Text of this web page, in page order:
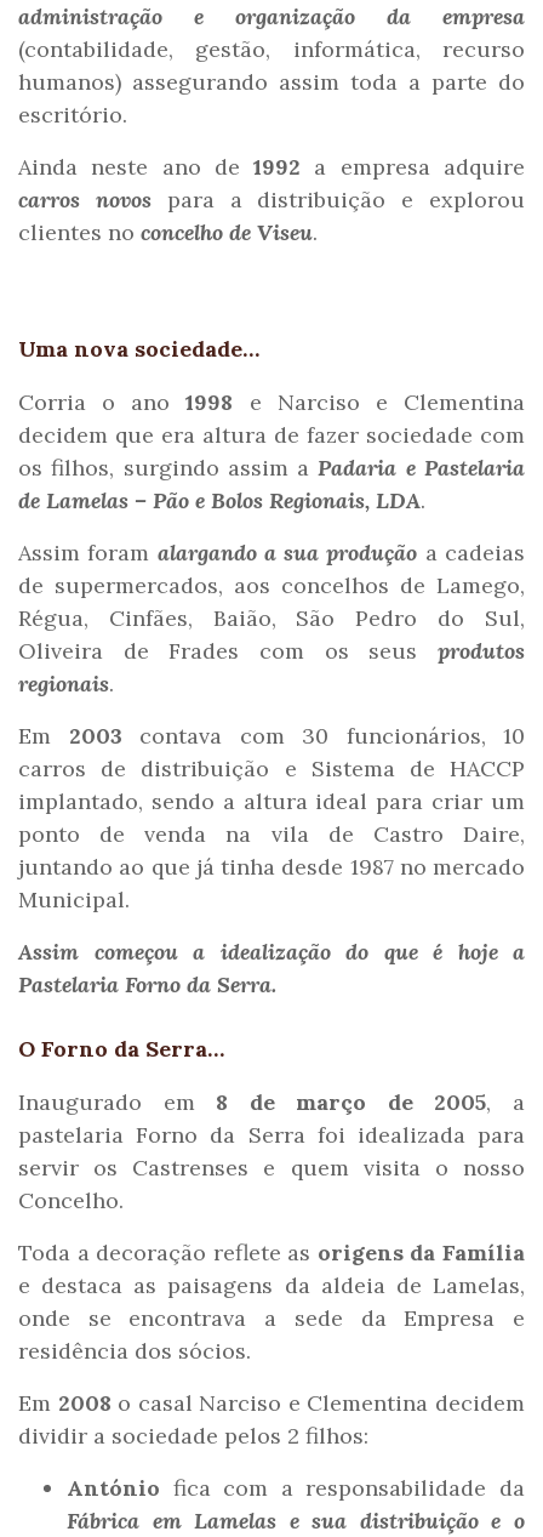
administração e organização da empresa
(contabilidade, gestão, informática, recurso
humanos) assegurando assim toda a parte do
escritório.
Ainda neste ano de1992 a empresa adquire
carros novos
para a distribuição e explorou
clientes no concelho de Viseu.
Uma nova sociedade…
Corria o ano1998 e Narciso e Clementina
decidem que era altura de fazer sociedade com
os filhos, surgindo assim aPadaria e Pastelaria
de Lamelas – Pão e Bolos Regionais, LDA.
Assim foram alargando a sua produção a cadeias
de supermercados, aos concelhos de Lamego,
Régua, Cinfães, Baião, São Pedro do Sul,
Oliveira de Frades com os seus produtos
regionais.
Em 2003 contava com 30 funcionários, 10
carros de distribuição e Sistema de HACCP
implantado, sendo a altura ideal para criar um
ponto de venda na vila de Castro Daire,
juntando ao que já tinha desde 1987 no mercado
Municipal.
Assim começou a idealização do que é hoje a
Pastelaria Forno da Serra.
O Forno da Serra…
Inaugurado em 8 de março de 2005, a
pastelaria Forno da Serra foi idealizada para
servir os Castrenses e quem visita o nosso
Concelho.
Toda a decoração reflete as origens da Família
e destaca as paisagens da aldeia de Lamelas,
onde se encontrava a sede da Empresa e
residência dos sócios.
Em 2008 o casal Narciso e Clementina decidem
dividir a sociedade pelos 2 filhos:
António fica com a responsabilidade da
Fábrica em Lamelas e sua distribuição e o